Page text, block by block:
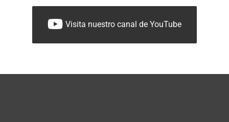
Visita nuestro canal de YouTube